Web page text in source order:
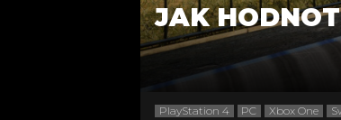
JAK
PlayStation 4 PC Xbox One